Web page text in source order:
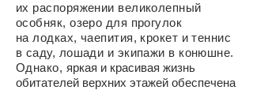
их распоряжении великолепный
особняк, озеро для прогулок
на лодках, чаепития, крокет и теннис
в саду, лошади и экипажи в конюшне.
Однако, яркая и красивая жизнь
обитателей верхних этажей обеспечена